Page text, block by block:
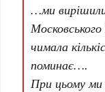
…ми
чимала
поминає….
При цьому ми